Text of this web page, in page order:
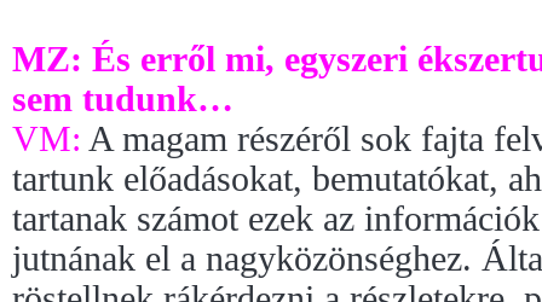
MZ: És erről mi, egyszeri
sem tudunk…
VM: A magam részéről sok fajta
tartunk előadásokat, bemutatókat,
tartanak számot ezek az
jutnának el a nagyközönséghez.